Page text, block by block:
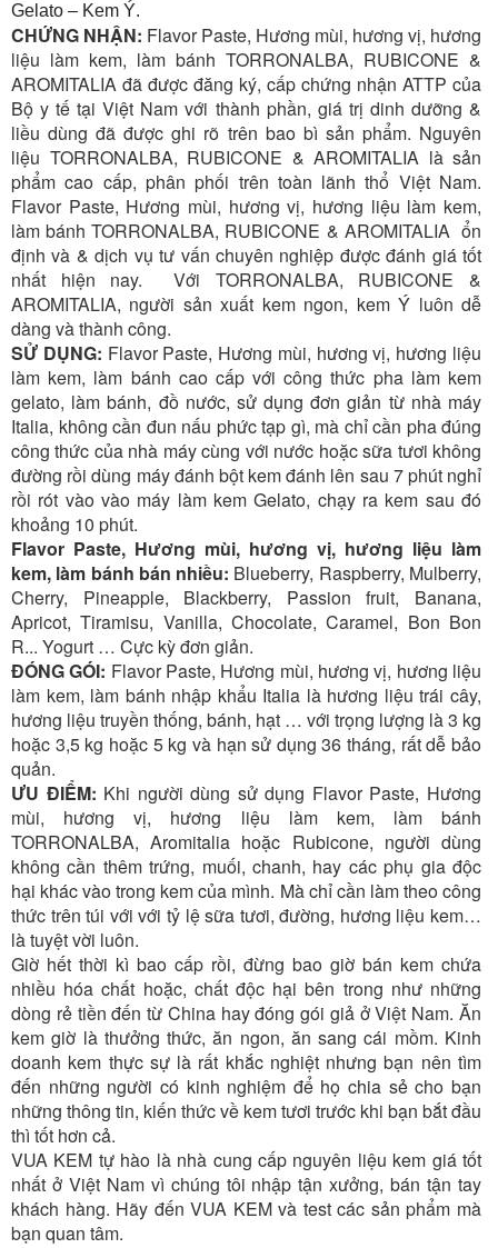
Gelato – Kem Ý.
CHỨNG NHẬN: Flavor Paste, Hương mùi, hương vị, hương
liệu làm kem, làm bánh TORRONALBA, RUBICONE &
AROMITALIA đã được đăng ký, cấp chứng nhận ATTP của
Bộ y tế tại Việt Nam với thành phần, giá trị dinh dưỡng &
liều dùng đã được ghi rõ trên bao bì sản phẩm. Nguyên
liệu TORRONALBA, RUBICONE & AROMITALIA là sản
phẩm cao cấp, phân phối trên toàn lãnh thổ Việt Nam.
Flavor Paste, Hương mùi, hương vị, hương liệu làm kem,
làm bánhTORRONALBA, RUBICONE & AROMITALIA ổn
định và & dịch vụ tư vấn chuyên nghiệp được đánh giá tốt
nhất hiện nay. Với TORRONALBA, RUBICONE &
AROMITALIA, người sản xuất kem ngon, kem Ý luôn dễ
dàng và thành công.
SỬ DỤNG: Flavor Paste, Hương mùi, hương vị, hương liệu
làm kem, làm bánh cao cấp với công thức pha làm kem
gelato, làm bánh, đồ nước, sử dụng đơn giản từ nhà máy
Italia, không cần đun nấu phức tạp gì, mà chỉ cần pha đúng
công thức của nhà máy cùng với nước hoặc sữa tươi không
đường rồi dùng máy đánh bột kem đánh lên sau 7 phút nghỉ
rồi rót vào vào máy làm kem Gelato, chạy ra kem sau đó
khoảng 10 phút.
Flavor Paste, Hương mùi, hương vị, hương liệu làm
kem, làm bánh bán nhiều: Blueberry, Raspberry, Mulberry,
Cherry, Pineapple, Blackberry, Passion fruit, Banana,
Apricot, Tiramisu, Vanilla, Chocolate, Caramel, Bon Bon
R... Yogurt … Cực kỳ đơn giản.
ĐÓNG GÓI: Flavor Paste, Hương mùi, hương vị, hương liệu
làm kem, làm bánh nhập khẩu Italia là hương liệu trái cây,
hương liệu truyền thống, bánh, hạt … với trọng lượng là 3 kg
hoặc 3,5 kg hoặc 5 kg và hạn sử dụng 36 tháng, rất dễ bảo
quản.
ƯU ĐIỂM: Khi người dùng sử dụng Flavor Paste, Hương
mùi, hương vị, hương liệu làm kem, làm bánh
TORRONALBA, Aromitalia hoặc Rubicone, người dùng
không cần thêm trứng, muối, chanh, hay các phụ gia độc
hại khác vào trong kem của mình. Mà chỉ cần làm theo công
thức trên túi với với tỷ lệ sữa tươi, đường, hương liệu kem…
là tuyệt vời luôn.
Giờ hết thời kì bao cấp rồi, đừng bao giờ bán kem chứa
nhiều hóa chất hoặc, chất độc hại bên trong như những
dòng rẻ tiền đến từ China hay đóng gói giả ở Việt Nam. Ăn
kem giờ là thưởng thức, ăn ngon, ăn sang cái mồm. Kinh
doanh kem thực sự là rất khắc nghiệt nhưng bạn nên tìm
đến những người có kinh nghiệm để họ chia sẻ cho bạn
những thông tin, kiến thức về kem tươi trước khi bạn bắt đầu
thì tốt hơn cả.
VUA KEM tự hào là nhà cung cấp nguyên liệu kem giá tốt
nhất ở Việt Nam vì chúng tôi nhập tận xưởng, bán tận tay
khách hàng. Hãy đến VUA KEM và test các sản phẩm mà
bạn quan tâm.